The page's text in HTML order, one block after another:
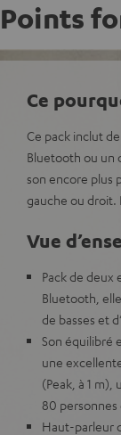
Points
Ce
Ce pack inclut
Bluetooth ou un
son encore plus
gauche ou droit.
Vue
Pack de deux
Bluetooth,
de basses et
Son équilibré
une
(Peak, à 1
80
Haut-parleur